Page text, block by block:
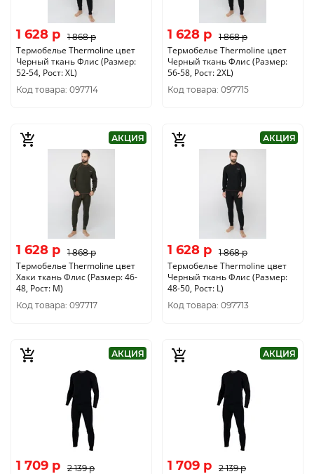
1 628 p 1 868 p
Термобелье Thermoline цвет
Черный ткань Флис (Размер:
52-54, Рост: XL)
Код товара: 097714
1 628 p 1 868 p
Термобелье Thermoline цвет
Черный ткань Флис (Размер:
56-58, Рост: 2XL)
Код товара: 097715
АКЦИЯ
1 628 p 1 868 p
Термобелье Thermoline цвет
Хаки ткань Флис (Размер: 46-
48, Рост: M)
Код товара: 097717
АКЦИЯ
1 628 p 1 868 p
Термобелье Thermoline цвет
Черный ткань Флис (Размер:
48-50, Рост: L)
Код товара: 097713
АКЦИЯ
1 709 p 2 139 p
АКЦИЯ
1 709 p 2 139 p